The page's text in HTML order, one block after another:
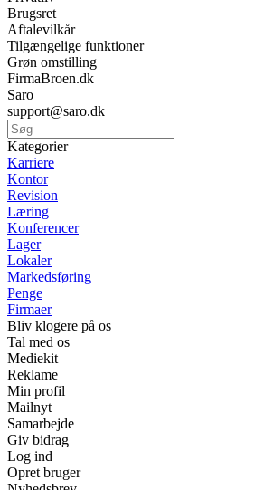
Brugsret
Aftalevilkår
Tilgængelige funktioner
Grøn omstilling
FirmaBroen.dk
Saro
support@saro.dk
Kategorier
Karriere
Kontor
Revision
Læring
Konferencer
Lager
Lokaler
Markedsføring
Penge
Firmaer
Bliv klogere på os
Tal med os
Mediekit
Reklame
Min profil
Mailnyt
Samarbejde
Giv bidrag
Log ind
Opret bruger